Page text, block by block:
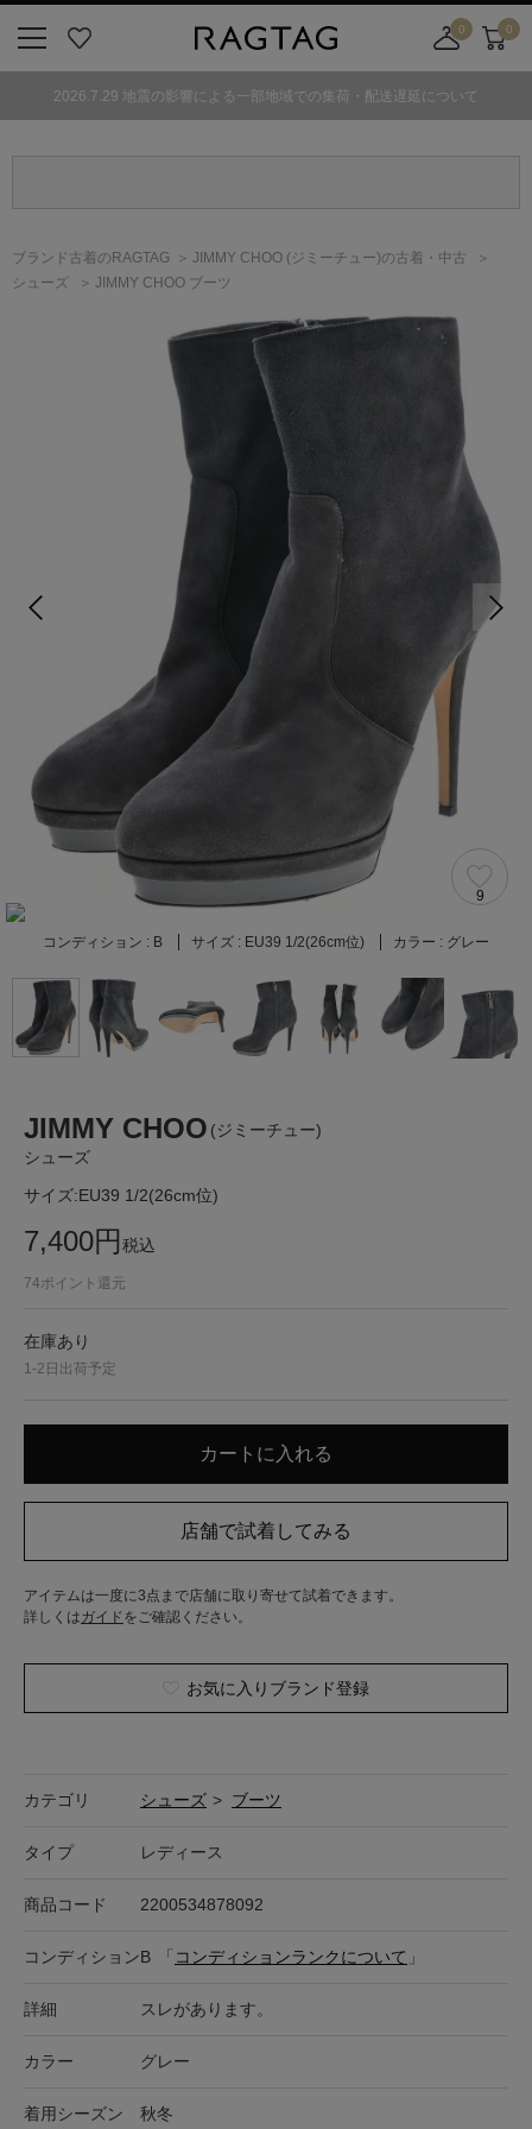
気
0
舗
カ
ト
0
2026.7.29 地震の影響による一部地域での集荷・配送遅延について
ブランド古着のRAGTAG JIMMY CHOO (ジミーチュー)の古着・中古
シューズ
JIMMY CHOO ブーツ
9
コンディション : B サイズ : EU39 1/2(26cm位) カラー : グレー
JIMMY CHOO (ジミーチュー)
シューズ
サイズ:EU39 1/2(26cm位)
7,400円税込
74ポイント還元
在庫あり
1-2日出荷予定
アイテムは一度に3点まで店舗に取り寄せて試着できます。
詳しくはガイド をご確認ください。
お気に入りブランド登録
カテゴリ シューズ > ブーツ
タイプ レディース
商品コード 2200534878092
コンディションB 「 コンディションランクについて 」
詳細 スレがあります。
カラー グレー
着用シーズン 秋冬